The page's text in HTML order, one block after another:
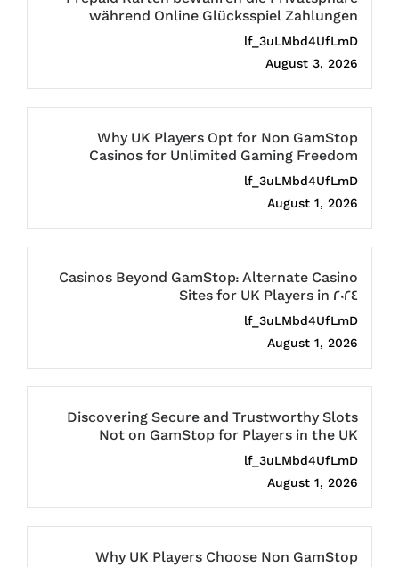
während Online Glücksspiel Zahlungen
lf_3uLMbd4UfLmD
August 3, 2026
Why UK Players Opt for Non GamStop
Casinos for Unlimited Gaming Freedom
lf_3uLMbd4UfLmD
August 1, 2026
Casinos Beyond GamStop: Alternate Casino
Sites for UK Players in 2024
lf_3uLMbd4UfLmD
August 1, 2026
Discovering Secure and Trustworthy Slots
Not on GamStop for Players in the UK
lf_3uLMbd4UfLmD
August 1, 2026
Why UK Players Choose Non GamStop